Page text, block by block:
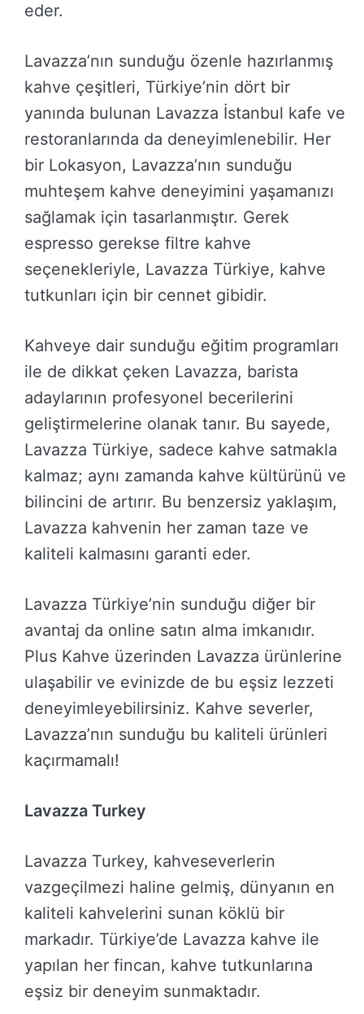
eder.
Lavazza’nın sunduğu özenle hazırlanmış
kahve çeşitleri, Türkiye’nin dört bir
yanında bulunan Lavazza İstanbul kafe ve
restoranlarında da deneyimlenebilir. Her
bir Lokasyon, Lavazza’nın sunduğu
muhteşem kahve deneyimini yaşamanızı
sağlamak için tasarlanmıştır. Gerek
espresso gerekse filtre kahve
seçenekleriyle, Lavazza Türkiye, kahve
tutkunları için bir cennet gibidir.
Kahveye dair sunduğu eğitim programları
ile de dikkat çeken Lavazza, barista
adaylarının profesyonel becerilerini
geliştirmelerine olanak tanır. Bu sayede,
Lavazza Türkiye, sadece kahve satmakla
kalmaz; aynı zamanda kahve kültürünü ve
bilincini de artırır. Bu benzersiz yaklaşım,
Lavazza kahvenin her zaman taze ve
kaliteli kalmasını garanti eder.
Lavazza Türkiye’nin sunduğu diğer bir
avantaj da online satın alma imkanıdır.
Plus Kahve üzerinden Lavazza ürünlerine
ulaşabilir ve evinizde de bu eşsiz lezzeti
deneyimleyebilirsiniz. Kahve severler,
Lavazza’nın sunduğu bu kaliteli ürünleri
kaçırmamalı!
Lavazza Turkey
Lavazza Turkey, kahveseverlerin
vazgeçilmezi haline gelmiş, dünyanın en
kaliteli kahvelerini sunan köklü bir
markadır. Türkiye’de Lavazza kahve ile
yapılan her fincan, kahve tutkunlarına
eşsiz bir deneyim sunmaktadır.